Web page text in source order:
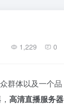
1,229 0
群体以及一个品
高清直播服务器